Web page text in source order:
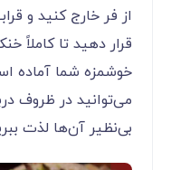
از فر خارج کنید و
قرار دهید تا کاملاً
خوشمزه شما آماده
می‌توانید در ظروف
بی‌نظیر آن‌ها لذت